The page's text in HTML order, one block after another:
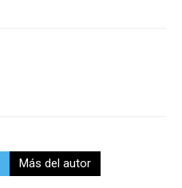
Más del autor